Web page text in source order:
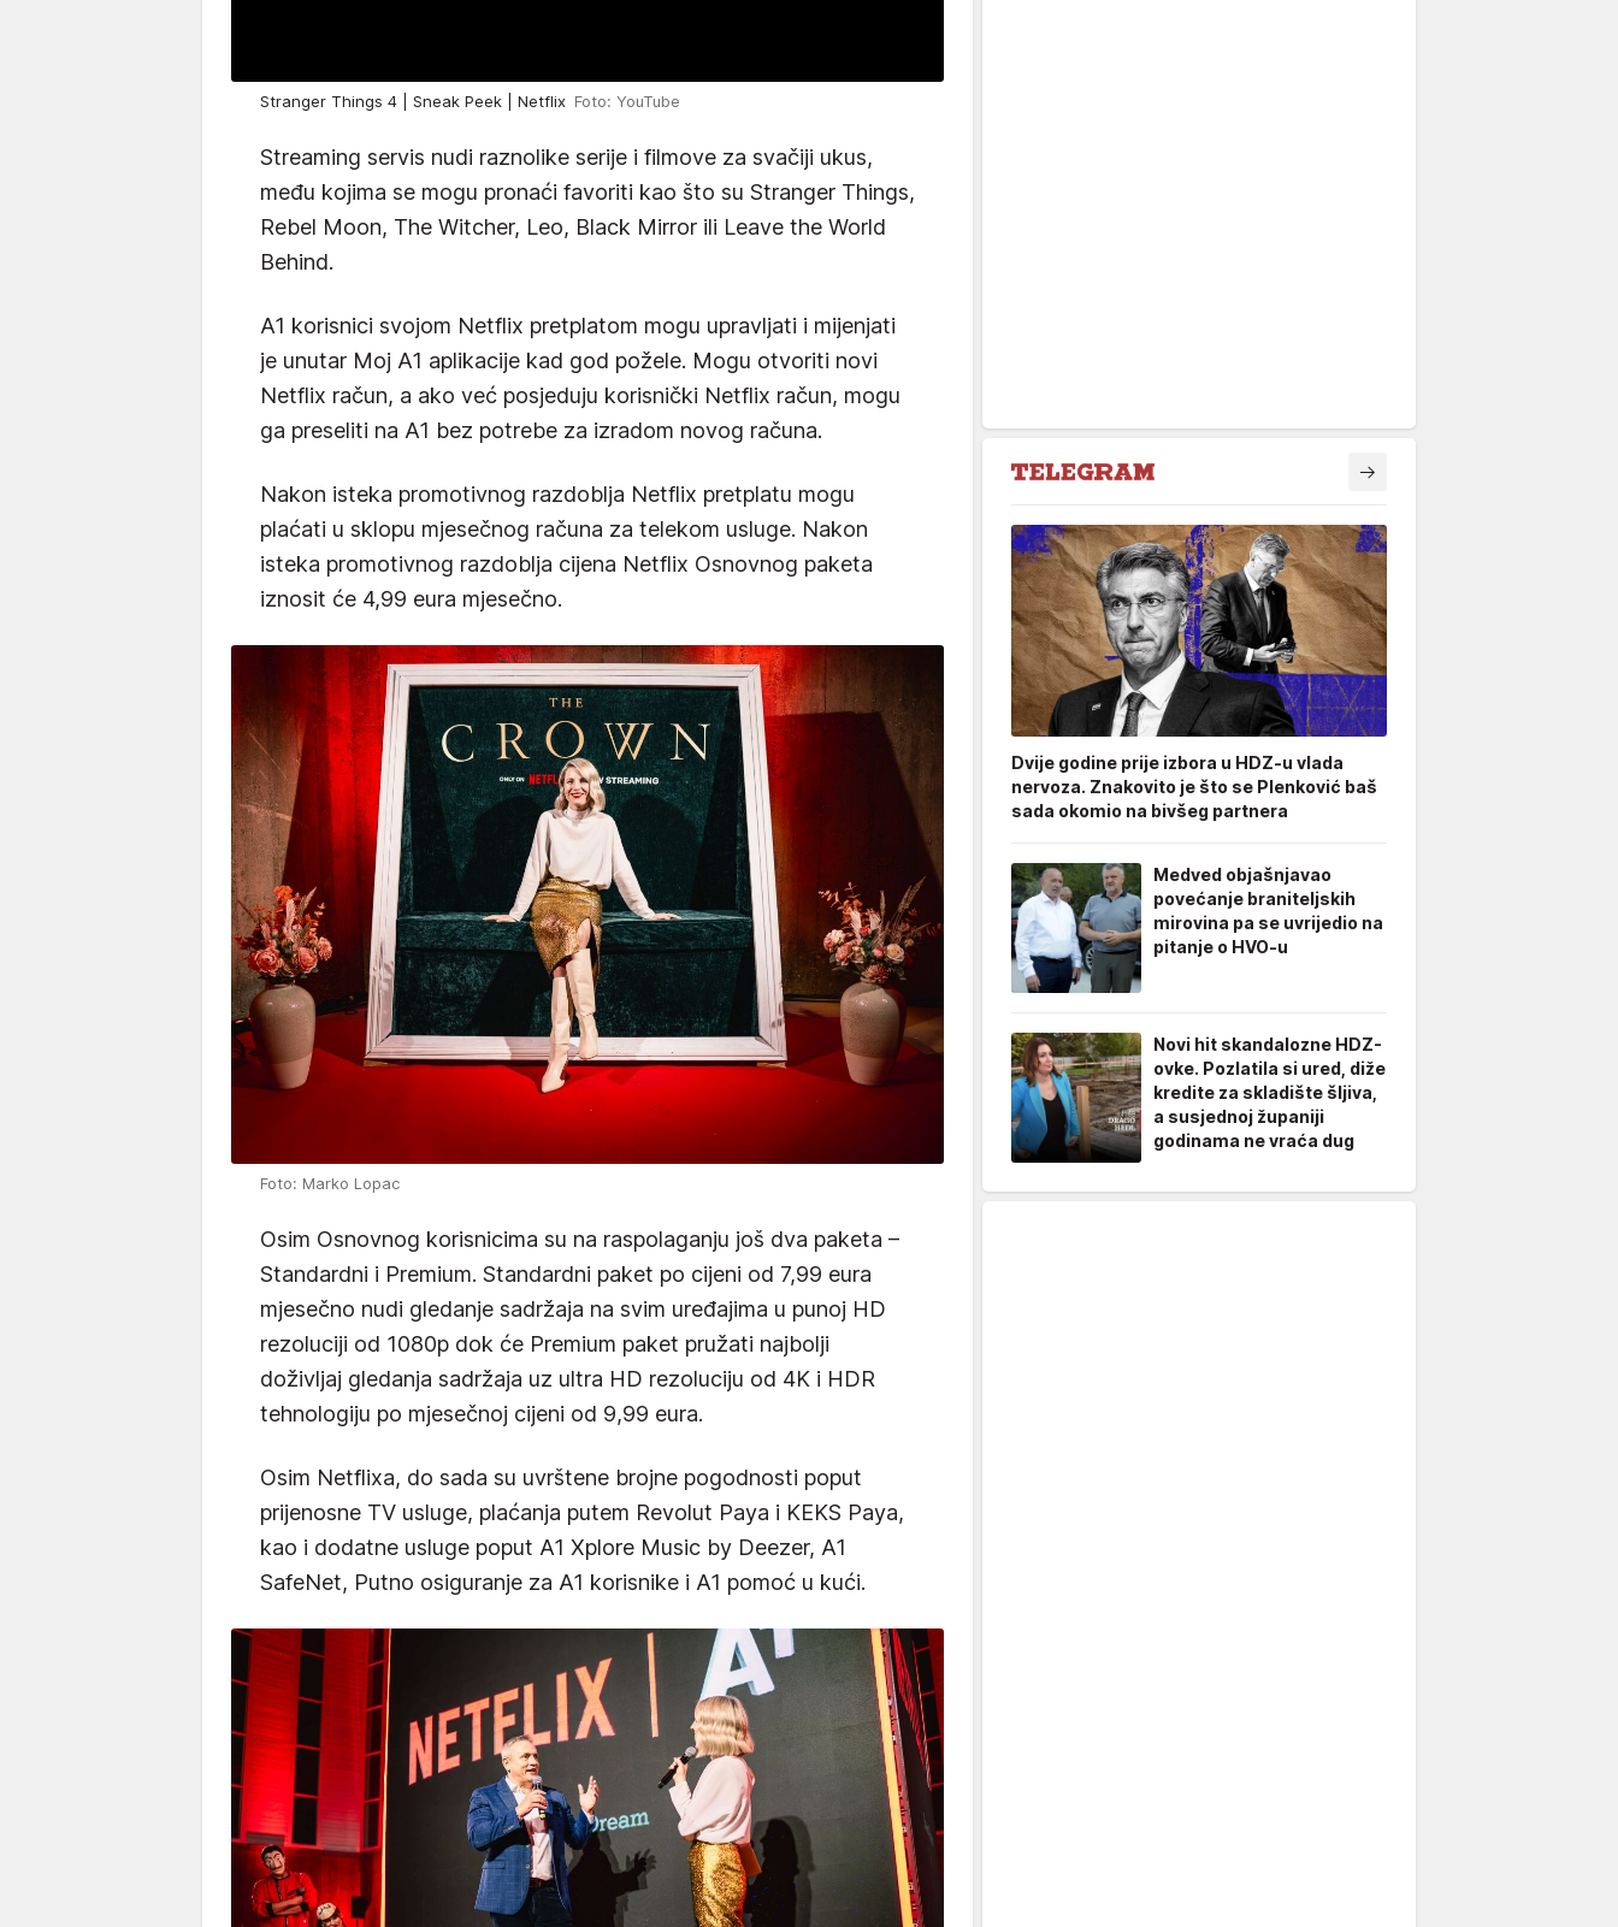
Stranger Things 4 | Sneak Peek | Netflix Foto: YouTube
Streaming servis nudi raznolike serije i filmove za svačiji ukus,
među kojima se mogu pronaći favoriti kao što su Stranger Things,
Rebel Moon, The Witcher, Leo, Black Mirror ili Leave the World
Behind.
A1 korisnici svojom Netflix pretplatom mogu upravljati i mijenjati
je unutar Moj A1 aplikacije kad god požele. Mogu otvoriti novi
Netflix račun, a ako već posjeduju korisnički Netflix račun, mogu
ga preseliti na A1 bez potrebe za izradom novog računa.
Nakon isteka promotivnog razdoblja Netflix pretplatu mogu
plaćati u sklopu mjesečnog računa za telekom usluge. Nakon
isteka promotivnog razdoblja cijena Netflix Osnovnog paketa
iznosit će 4,99 eura mjesečno.
Foto: Marko Lopac
Osim Osnovnog korisnicima su na raspolaganju još dva paketa –
Standardni i Premium. Standardni paket po cijeni od 7,99 eura
mjesečno nudi gledanje sadržaja na svim uređajima u punoj HD
rezoluciji od 1080p dok će Premium paket pružati najbolji
doživljaj gledanja sadržaja uz ultra HD rezoluciju od 4K i HDR
tehnologiju po mjesečnoj cijeni od 9,99 eura.
Osim Netflixa, do sada su uvrštene brojne pogodnosti poput
prijenosne TV usluge, plaćanja putem Revolut Paya i KEKS Paya,
kao i dodatne usluge poput A1 Xplore Music by Deezer, A1
SafeNet, Putno osiguranje za A1 korisnike i A1 pomoć u kući.
Dvije godine prije izbora u HDZ-u vlada
nervoza. Znakovito je što se Plenković baš
sada okomio na bivšeg partnera
Medved objašnjavao
povećanje braniteljskih
mirovina pa se uvrijedio na
pitanje o HVO-u
Novi hit skandalozne HDZ-
ovke. Pozlatila si ured, diže
kredite za skladište šljiva,
a susjednoj županiji
godinama ne vraća dug